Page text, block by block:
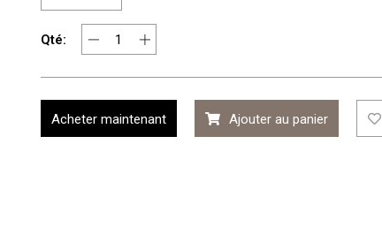
Qté:
Acheter maintenant Ajouter au panier